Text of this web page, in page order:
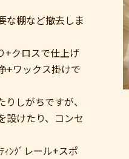
な棚など撤去しま
+クロスで仕上げ
+ワックス掛けで
しがちですが、
設けたり、コンセ
ﾝｸﾞレール+スポ